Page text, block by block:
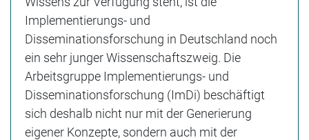
Implementierungs- und
Disseminationsforschung in Deutschland noch
ein sehr junger Wissenschaftszweig. Die
Arbeitsgruppe Implementierungs- und
Disseminationsforschung (ImDi) beschäftigt
sich deshalb nicht nur mit der Generierung
eigener Konzepte, sondern auch mit der